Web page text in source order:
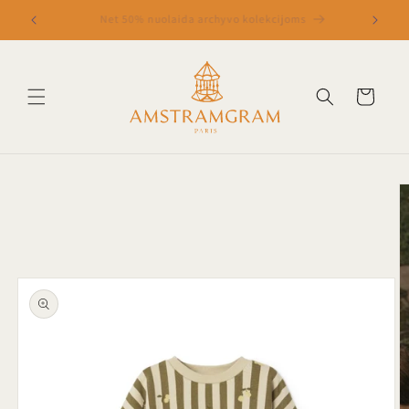
Eiti į
turinį
Nauja SS25 kolekcija iš Loir Paris
Krepšelis